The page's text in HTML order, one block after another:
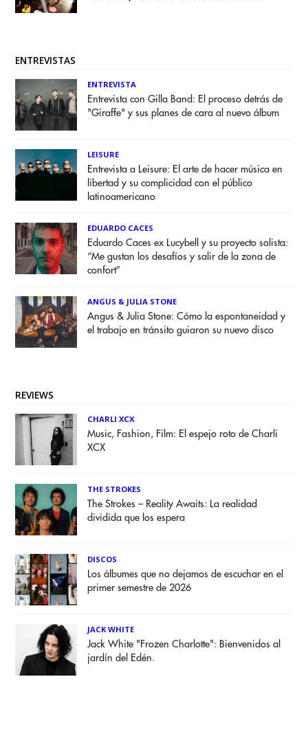
ENTREVISTAS
ENTREVISTA
Entrevista con Gilla Band: El proceso detrás de
"Giraffe" y sus planes de cara al nuevo álbum
LEISURE
Entrevista a Leisure: El arte de hacer música en
libertad y su complicidad con el público
latinoamericano
EDUARDO CACES
Eduardo Caces ex Lucybell y su proyecto solista:
“Me gustan los desafíos y salir de la zona de
confort”
ANGUS & JULIA STONE
Angus & Julia Stone: Cómo la espontaneidad y
el trabajo en tránsito guiaron su nuevo disco
REVIEWS
CHARLI XCX
Music, Fashion, Film: El espejo roto de Charli
XCX
THE STROKES
The Strokes – Reality Awaits: La realidad
dividida que los espera
DISCOS
Los álbumes que no dejamos de escuchar en el
primer semestre de 2026
JACK WHITE
Jack White "Frozen Charlotte": Bienvenidos al
jardín del Edén.